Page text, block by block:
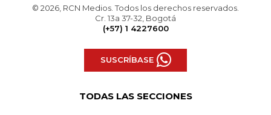
© 2026, RCN Medios. Todos los derechos reservados.
Cr. 13a 37-32, Bogotá
(+57) 1 4227600
SUSCRÍBASE
TODAS LAS SECCIONES